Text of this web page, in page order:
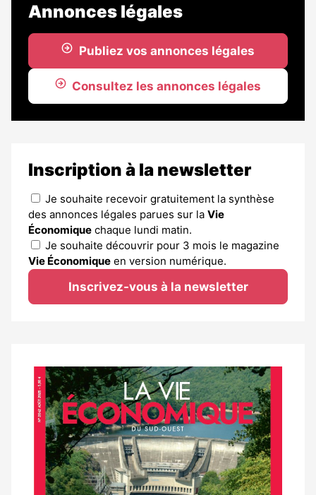
aux
Annonces légales
Publiez vos annonces légales
Consultez les annonces légales
Inscription à la newsletter
Je souhaite recevoir gratuitement la synthèse
des annonces légales parues sur la Vie
Économique chaque lundi matin.
Je souhaite découvrir pour 3 mois le magazine
Vie Économique en version numérique.
Inscrivez-vous à la newsletter
Notre
dernier
magazine